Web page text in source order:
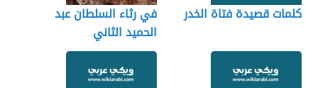
كلمات قصيدة فتاة الخدر
في رثاء السلطان عبد
الحميد الثاني